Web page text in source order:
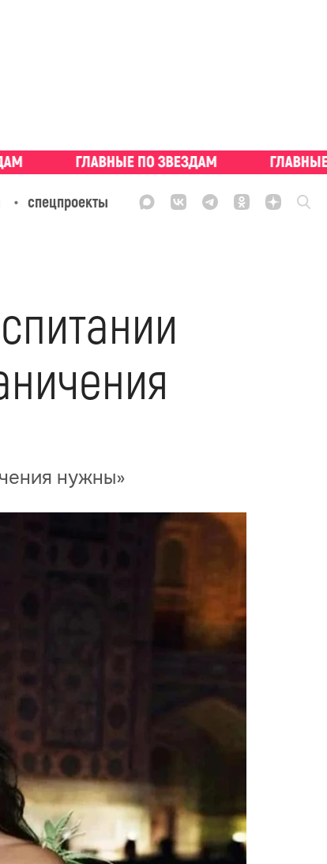
спецпроекты
нужны»